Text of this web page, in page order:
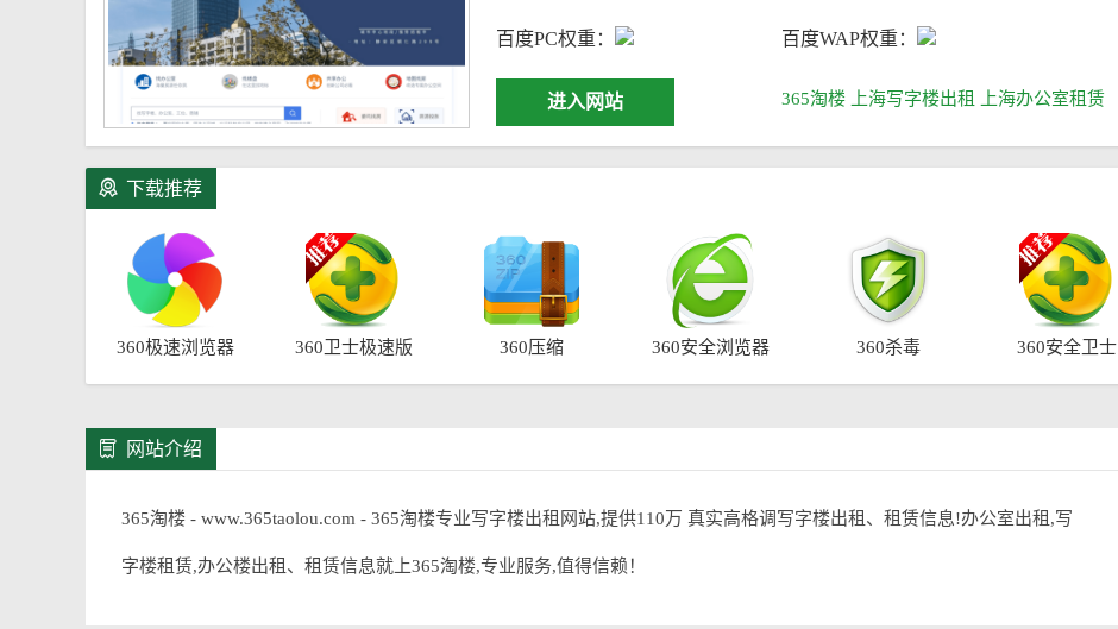
百度PC权重： 百度WAP权重：
进入网站 365淘楼 上海写字楼出租 上海办公室租赁
下载推荐
360极速浏览器 360卫士极速版 360压缩 360安全浏览器 360杀毒 360安全卫士
网站介绍
365淘楼 - www.365taolou.com - 365淘楼专业写字楼出租网站,提供110万 真实高格调写字楼出租、租赁信息!办公室出租,写
字楼租赁,办公楼出租、租赁信息就上365淘楼,专业服务,值得信赖！